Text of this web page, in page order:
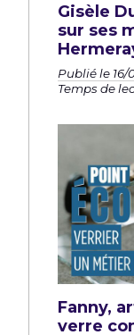
Gisèle
sur ses
Publié le 16/
Temps de
Fanny,
verre